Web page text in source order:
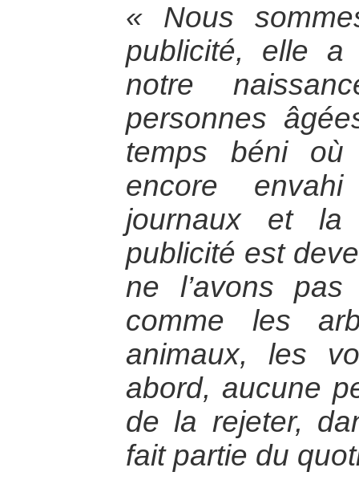
« Nous
publicité, elle
notre
personnes
temps béni
encore
journaux et la
publicité est
ne l’avons
comme les
animaux, les
abord, aucune
de la rejeter,
fait partie du